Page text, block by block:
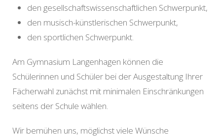
den gesellschaftswissenschaftlichen Schwerpunkt,
den musisch-künstlerischen Schwerpunkt,
den sportlichen Schwerpunkt.
Am Gymnasium Langenhagen können die
Schülerinnen und Schüler bei der Ausgestaltung Ihrer
Fächerwahl zunächst mit minimalen Einschränkungen
seitens der Schule wählen.
Wir bemühen uns, möglichst viele Wünsche